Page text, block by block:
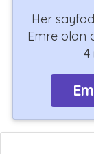
Her
Emre olan
4